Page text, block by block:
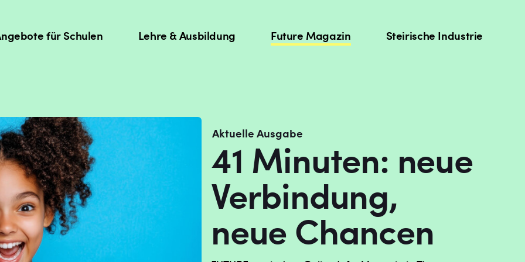
für Schulen Lehre & Ausbildung Future Magazin Steirische Industrie
Aktuelle Ausgabe
41 Minuten: neue
Verbindung,
neue Chancen